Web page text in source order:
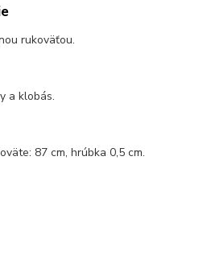
rukoväťou.
a klobás.
87 cm, hrúbka 0,5 cm.